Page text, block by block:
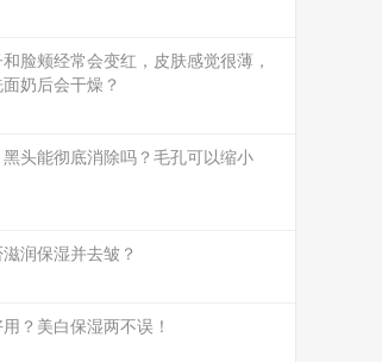
脸颊经常会变红，皮肤感觉很薄，
奶后会干燥？
头能彻底消除吗？毛孔可以缩小
润保湿并去皱？
？美白保湿两不误！